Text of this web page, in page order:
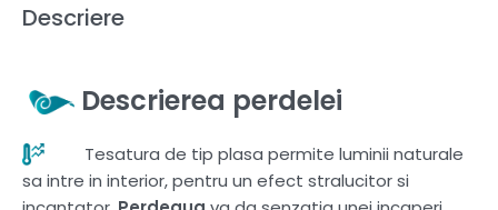
Descriere
Descrierea perdelei
Tesatura de tip plasa permite luminii naturale
sa intre in interior, pentru un efect stralucitor si